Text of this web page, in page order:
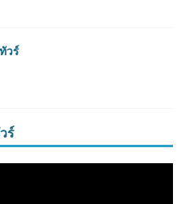
วร์
ร์